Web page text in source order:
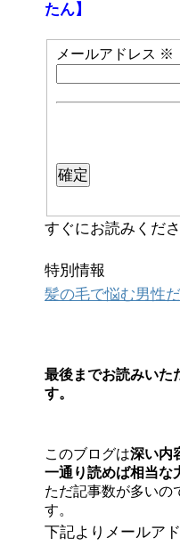
たん】
メールアドレス ※
すぐにお読みくだ
特別情報
髪の毛で悩む男性
最後までお読みいた
す。
このブログは深い内
一通り読めば相当な
ただ記事数が多いの
す。
下記よりメールア